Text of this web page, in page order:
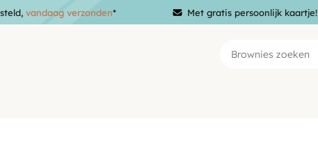
vandaag verzonden* Met gratis persoonlijk kaartje!